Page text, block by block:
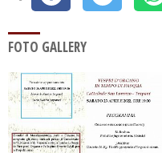
FOTO GALLERY